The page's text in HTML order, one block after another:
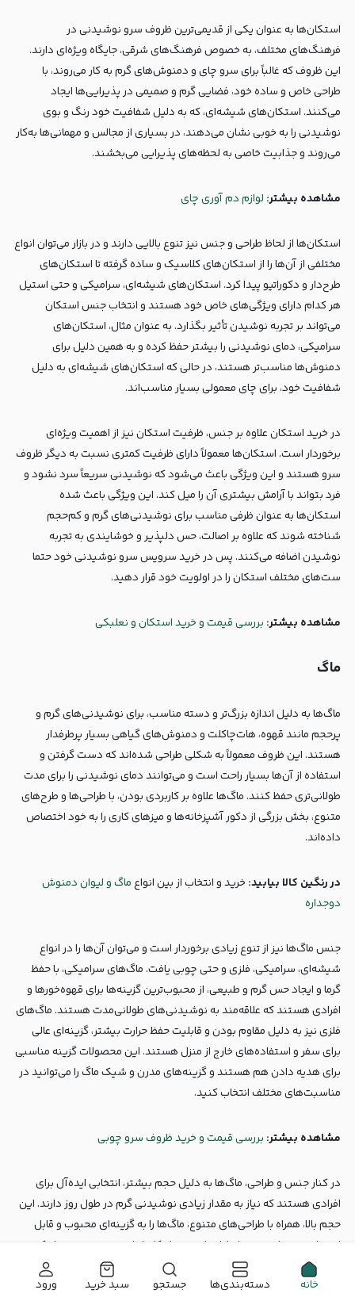
خانه دسته‌بندی‌ها جستجو سبد خرید ورود
استکان‌ها به عنوان یکی از قدیمی‌ترین ظروف سرو نوشیدنی در
فرهنگ‌های مختلف، به خصوص فرهنگ‌های شرقی، جایگاه ویژه‌ای دارند.
این ظروف که غالباً برای سرو چای و دمنوش‌های گرم به کار می‌روند، با
طراحی خاص و ساده خود، فضایی گرم و صمیمی در پذیرایی‌ها ایجاد
می‌کنند. استکان‌های شیشه‌ای، که به دلیل شفافیت خود رنگ و بوی
نوشیدنی را به خوبی نشان می‌دهند، در بسیاری از مجالس و مهمانی‌ها به‌کار
می‌روند و جذابیت خاصی به لحظه‌های پذیرایی می‌بخشند.
مشاهده بیشتر: لوازم دم آوری چای
استکان‌ها از لحاظ طراحی و جنس نیز تنوع بالایی دارند و در بازار می‌توان انواع
مختلفی از آن‌ها را از استکان‌های کلاسیک و ساده گرفته تا استکان‌های
طرح‌دار و دکوراتیو پیدا کرد. استکان‌های شیشه‌ای، سرامیکی و حتی استیل
هر کدام دارای ویژگی‌های خاص خود هستند و انتخاب جنس استکان
می‌تواند بر تجربه نوشیدن تأثیر بگذارد. به عنوان مثال، استکان‌های
سرامیکی، دمای نوشیدنی را بیشتر حفظ کرده و به همین دلیل برای
دمنوش‌ها مناسب‌تر هستند، در حالی که استکان‌های شیشه‌ای به دلیل
شفافیت خود، برای چای معمولی بسیار مناسب‌اند.
در خرید استکان علاوه بر جنس، ظرفیت استکان نیز از اهمیت ویژه‌ای
برخوردار است. استکان‌ها معمولاً دارای ظرفیت کمتری نسبت به دیگر ظروف
سرو هستند و این ویژگی باعث می‌شود که نوشیدنی سریعاً سرد نشود و
فرد بتواند با آرامش بیشتری آن را میل کند. این ویژگی باعث شده
استکان‌ها به عنوان ظرفی مناسب برای نوشیدنی‌های گرم و کم‌حجم
شناخته شوند که علاوه بر اصالت، حس دلپذیر و خوشایندی به تجربه
نوشیدن اضافه می‌کنند. پس در خرید سرویس سرو نوشیدنی خود حتما
ست‌های مختلف استکان را در اولویت خود قرار دهید.
مشاهده بیشتر: بررسی قیمت و خرید استکان و نعلبکی
ماگ
ماگ‌ها به دلیل اندازه بزرگ‌تر و دسته مناسب، برای نوشیدنی‌های گرم و
پرحجم مانند قهوه، هات‌چاکلت و دمنوش‌های گیاهی بسیار پرطرفدار
هستند. این ظروف معمولاً به شکلی طراحی شده‌اند که دست گرفتن و
استفاده از آن‌ها بسیار راحت است و می‌توانند دمای نوشیدنی را برای مدت
طولانی‌تری حفظ کنند. ماگ‌ها علاوه بر کاربردی بودن، با طراحی‌ها و طرح‌های
متنوع، بخش بزرگی از دکور آشپزخانه‌ها و میزهای کاری را به خود اختصاص
داده‌اند.
در رنگین کالا بیابید:‌ خرید و انتخاب از بین انواعماگ و لیوان دمنوش
دوجداره
جنس ماگ‌ها نیز از تنوع زیادی برخوردار است و می‌توان آن‌ها را در انواع
شیشه‌ای، سرامیکی، فلزی و حتی چوبی یافت. ماگ‌های سرامیکی، با حفظ
گرما و ایجاد حس گرم و طبیعی، از محبوب‌ترین گزینه‌ها برای قهوه‌خورها و
افرادی هستند که علاقه‌مند به نوشیدنی‌های طولانی‌مدت هستند. ماگ‌های
فلزی نیز به دلیل مقاوم بودن و قابلیت حفظ حرارت بیشتر، گزینه‌ای عالی
برای سفر و استفاده‌های خارج از منزل هستند. این محصولات گزینه مناسبی
برای هدیه دادن هم هستند و گزینه‌های مدرن و شیک ماگ را می‌توانید در
مناسبت‌های مختلف انتخاب کنید.
مشاهده بیشتر: بررسی قیمت و خرید ظروف سرو چوبی
در کنار جنس و طراحی، ماگ‌ها به دلیل حجم بیشتر، انتخابی ایده‌آل برای
افرادی هستند که نیاز به مقدار زیادی نوشیدنی گرم در طول روز دارند. این
حجم بالا، همراه با طراحی‌های متنوع، ماگ‌ها را به گزینه‌ای محبوب و قابل
استفاده در تمامی محیط‌ها، از خانه و محل کار تا طبیعت و سفر تبدیل کرده
است. علاوه بر این، بسیاری از ماگ‌ها با درپوش عرضه می‌شوند که امکان
حمل و نگهداری بهتر نوشیدنی‌های گرم را فراهم می‌کند.